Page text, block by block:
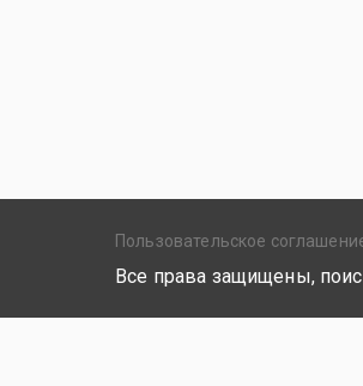
Пользовательское
Все права защищены,